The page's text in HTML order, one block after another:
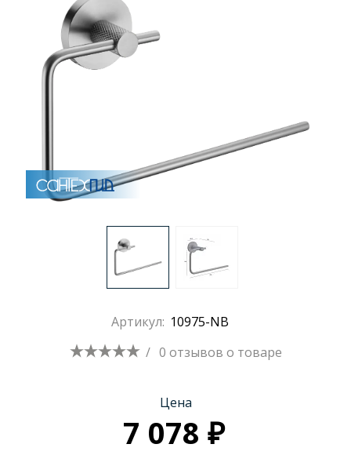
Кухонные мойки
Раковины
Полотенцесушители
Аксессуары для ванных комнат
Душевые поддоны
Душевые уголки и ограждения
Артикул: 10975-NB
/ 0 отзывов о товаре
Цена
7 078 ₽